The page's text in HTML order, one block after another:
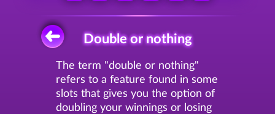
Double or nothing
The term "double or nothing"
refers to a feature found in some
slots that gives you the option of
doubling your winnings or losing